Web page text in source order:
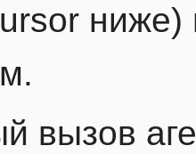
ниже)
вызов